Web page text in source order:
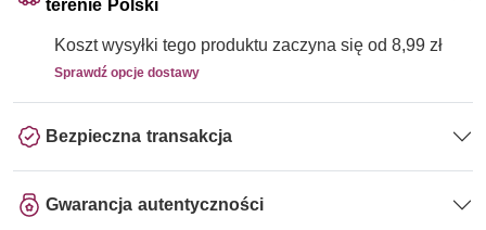
terenie Polski
Koszt wysyłki tego produktu zaczyna się od 8,99 zł
Sprawdź opcje dostawy
Bezpieczna transakcja
Gwarancja autentyczności